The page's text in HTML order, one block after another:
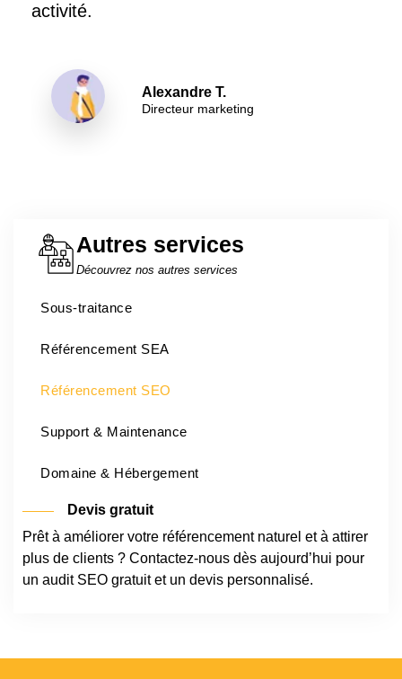
Autres services
Découvrez nos autres services
Sous-traitance
Référencement SEA
Référencement SEO
Support & Maintenance
Domaine & Hébergement
Devis gratuit
Prêt à améliorer votre référencement naturel et à attirer
plus de clients ? Contactez-nous dès aujourd’hui pour
un audit SEO gratuit et un devis personnalisé.
activité.
Alexandre T.
Directeur marketing